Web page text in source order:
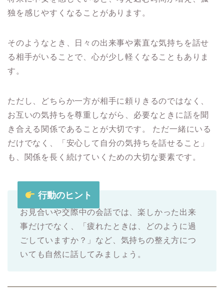
独を感じやすくなることがあります。
そのようなとき、日々の出来事や素直な気持ちを話せ
る相手がいることで、心が少し軽くなることもありま
す。
ただし、どちらか一方が相手に頼りきるのではなく、
お互いの気持ちを尊重しながら、必要なときに話を聞
き合える関係であることが大切です。 ただ一緒にいる
だけでなく、「安心して自分の気持ちを話せること」
も、関係を長く続けていくための大切な要素です。
行動のヒント
お見合いや交際中の会話では、楽しかった出来
事だけでなく、「疲れたときは、どのように過
ごしていますか？」など、気持ちの整え方につ
いても自然に話してみましょう。